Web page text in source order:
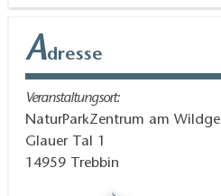
Adresse
Veranstaltungsort:
NaturParkZentrum am
Glauer Tal 1
14959 Trebbin